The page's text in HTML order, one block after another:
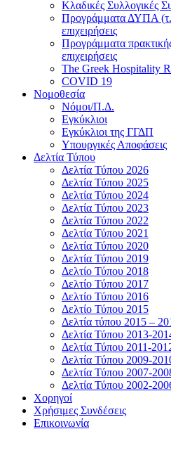
Κλαδικές Συλλογικές
Προγράμματα ΔΥΠΑ
επιχειρήσεις
Προγράμματα
επιχειρήσεις
The Greek Hospitality
COVID 19
Νομοθεσία
Νόμοι/Π.Δ.
Εγκύκλιοι
Εγκύκλιοι της ΓΓΔΠ
Υπουργικές Αποφάσεις
Δελτία Τύπου
Δελτία Τύπου 2026
Δελτία Τύπου 2025
Δελτία Τύπου 2024
Δελτία Τύπου 2023
Δελτία Τύπου 2022
Δελτία Τύπου 2021
Δελτία Τύπου 2020
Δελτία Τύπου 2019
Δελτίο Τύπου 2018
Δελτίο Τύπου 2017
Δελτίο Τύπου 2016
Δελτίο Τύπου 2015
Δελτία τύπου 2015 –
Δελτία Τύπου 2013-
Δελτία Τύπου 2011-
Δελτία Τύπου 2009-
Δελτία Τύπου 2007-
Δελτία Τύπου 2002-
Χορηγοί
Χρήσιμες Συνδέσεις
Επικοινωνία